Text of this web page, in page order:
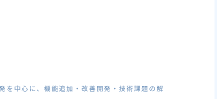
中心に、機能追加・改善開発・技術課題の解